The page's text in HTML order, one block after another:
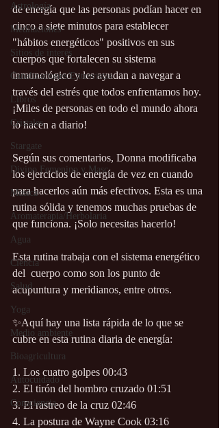
Astrología
Meditaciones
Sitios de interés
Canalizaciones/Entrevistas
Libros
Cristales
Stargate
Divino Femenino y Masc.
Música
Aromaterapia/Herbolaria
Agua
Ciencia
Salud
Yoga
Medio ambiente
Bioagricultura
Autocuidado
Consciencia
de energía que las personas podían hacer en
cinco a siete minutos para establecer
"hábitos energéticos" positivos en sus
cuerpos que fortalecen su sistema
inmunológico y les ayudan a navegar a
través del estrés que todos enfrentamos hoy.
¡Miles de personas en todo el mundo ahora
lo hacen a diario!
Según sus comentarios, Donna modificaba
los ejercicios de energía de vez en cuando
para hacerlos aún más efectivos. Esta es una
rutina sólida y tenemos muchas pruebas de
que funciona. ¡Solo necesitas hacerlo!
Esta rutina trabaja con el sistema energético
del  cuerpo como son los punto de
acupuntura y meridianos, entre otros.
✨Aquí hay una lista rápida de lo que se
cubre en esta rutina diaria de energía:
1. Los cuatro golpes 00:43
2. El tirón del hombro cruzado 01:51
3. El rastreo de la cruz 02:46
4. La postura de Wayne Cook 03:16